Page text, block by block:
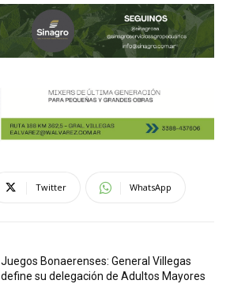
Twitter WhatsApp
Juegos Bonaerenses: General Villegas
define su delegación de Adultos Mayores